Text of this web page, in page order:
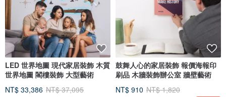
LED 世界地圖 現代家居裝飾 木質
世界地圖 閣樓裝飾 大型藝術
NT$ 33,386 NT$ 37,095
鼓舞人心的家居裝飾 報價海報印
刷品 木牆裝飾辦公室 牆壁藝術
NT$ 910 NT$ 1,820